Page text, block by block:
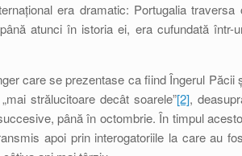
era dramatic: Portugalia traversa
atunci în istoria ei, era cufundată într-
care se prezentase ca fiind Îngerul Păcii
strălucitoare decât soarele”[2],
până în octombrie. În timpul
apoi prin interogatoriile la care au